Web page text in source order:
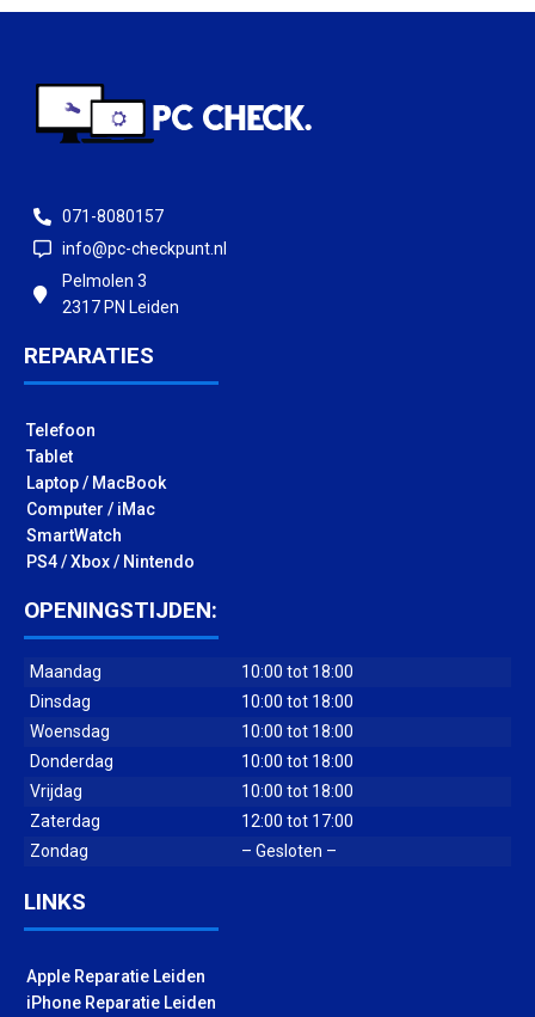
071-8080157
info@pc-checkpunt.nl
Pelmolen 3
2317 PN Leiden
REPARATIES
Telefoon
Tablet
Laptop / MacBook
Computer / iMac
SmartWatch
PS4 / Xbox / Nintendo
OPENINGSTIJDEN:
Maandag
10:00 tot 18:00
Dinsdag
10:00 tot 18:00
Woensdag
10:00 tot 18:00
Donderdag
10:00 tot 18:00
Vrijdag
10:00 tot 18:00
Zaterdag
12:00 tot 17:00
Zondag
– Gesloten –
LINKS
Apple Reparatie Leiden
iPhone Reparatie Leiden